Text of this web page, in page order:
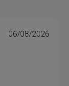
06/08/2026